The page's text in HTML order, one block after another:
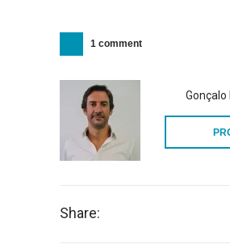
1 comment
Gonçalo
Share: